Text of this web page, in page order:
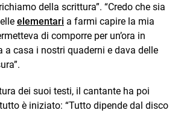
della scrittura”. “Credo che sia
elementari a farmi capire la mia
di comporre per un’ora in
a casa i nostri quaderni e dava delle
dei suoi testi, il cantante ha poi
è iniziato: “Tutto dipende dal disco